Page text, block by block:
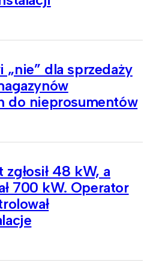
„nie” dla sprzedaży
do nieprosumentów
48 kW, a
700 kW. Operator